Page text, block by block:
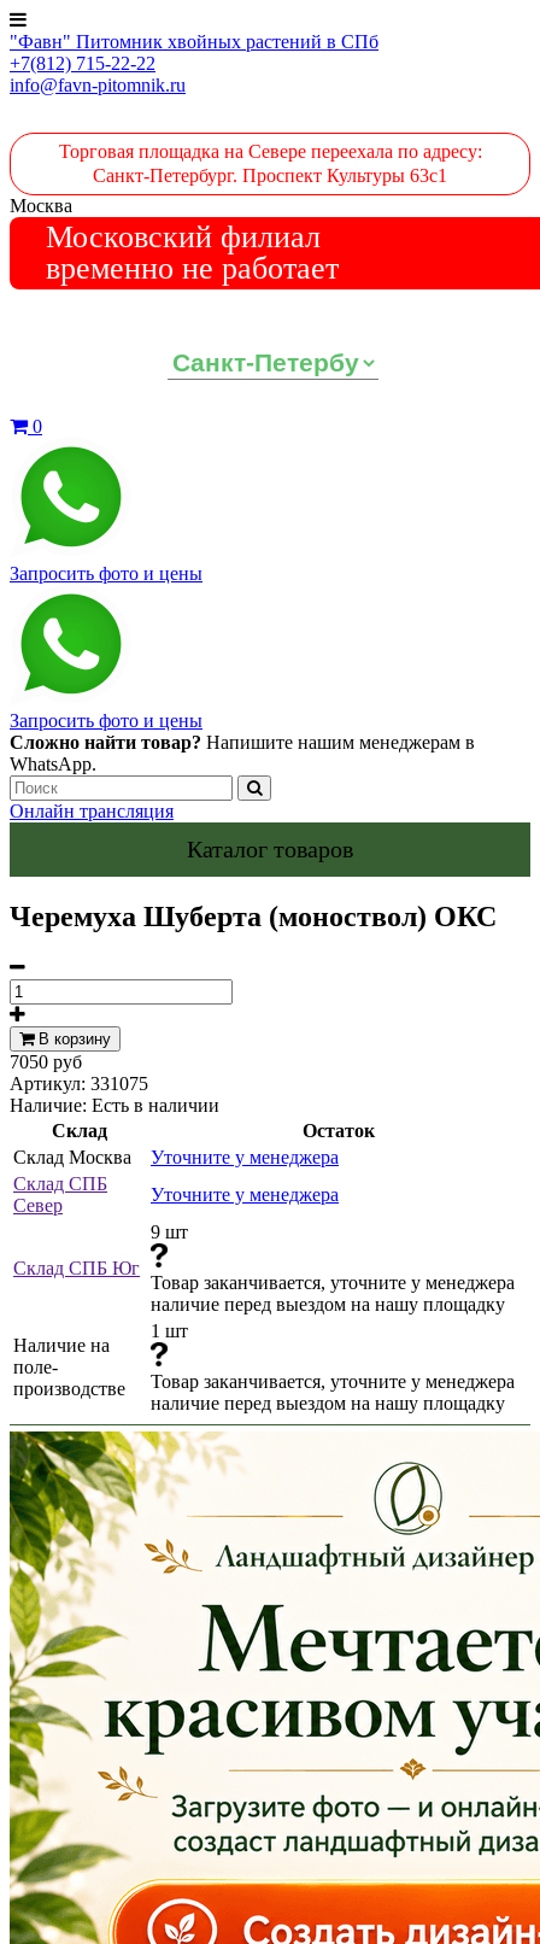
"Фавн" Питомник хвойных растений в СПб
+7(812) 715-22-22
info@favn-pitomnik.ru
Торговая площадка на Севере переехала по адресу:
Санкт-Петербург. Проспект Культуры 63с1
Москва
Московский филиал
временно не работает
0
Запросить фото и цены
Запросить фото и цены
Сложно найти товар? Напишите нашим менеджерам в
WhatsApp.
Онлайн трансляция
Каталог товаров
Черемуха Шуберта (моноствол) ОКС
В корзину
7050 руб
Артикул: 331075
Наличие: Есть в наличии
Склад
Остаток
Склад Москва
Уточните у менеджера
Склад СПБ
Север
Уточните у менеджера
Склад СПБ Юг
9 шт
Товар заканчивается, уточните у менеджера
наличие перед выездом на нашу площадку
Наличие на
поле-
производстве
1 шт
Товар заканчивается, уточните у менеджера
наличие перед выездом на нашу площадку